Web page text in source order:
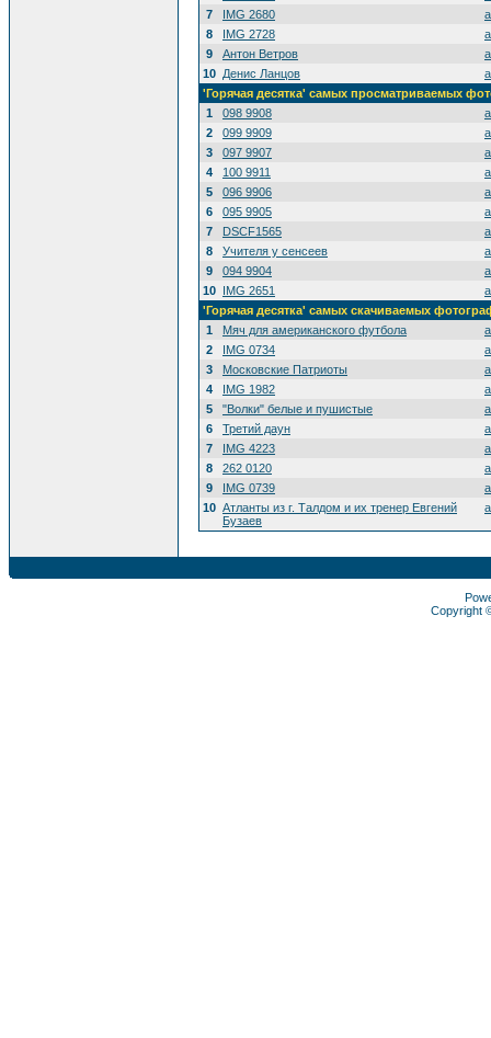
7
IMG 2680
8
IMG 2728
9
Антон Ветров
10 Денис Ланцов
'Горячая десятка' самых просматриваемых
1
098 9908
2
099 9909
3
097 9907
4
100 9911
5
096 9906
6
095 9905
7
DSCF1565
8
Учителя у сенсеев
9
094 9904
10 IMG 2651
'Горячая десятка' самых скачиваемых
1
Мяч для американского футбола
2
IMG 0734
3
Московские Патриоты
4
IMG 1982
5
"Волки" белые и пушистые
6
Третий даун
7
IMG 4223
8
262 0120
9
IMG 0739
10 Атланты из г. Талдом и их тренер Евгений
Бузаев
Copyright